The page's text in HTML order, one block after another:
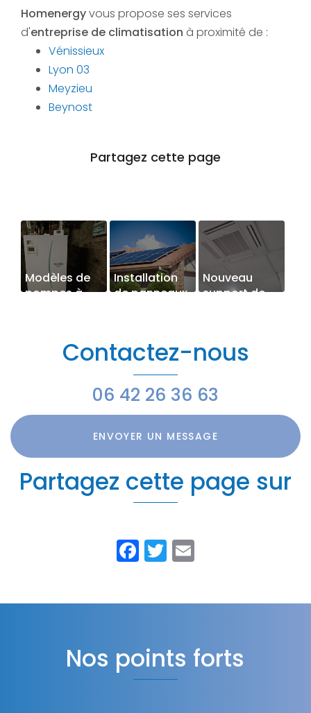
Homenergyvous propose ses services
d'entreprise de climatisation à proximité de :
Vénissieux
Lyon 03
Meyzieu
Beynost
Modèles de
pompes à
Installation
de panneaux
Nouveau
support de
Contactez-nous
06 42 26 36 63
ENVOYER UN MESSAGE
Partagez cette page sur
Facebook
Twitter
Nos points forts